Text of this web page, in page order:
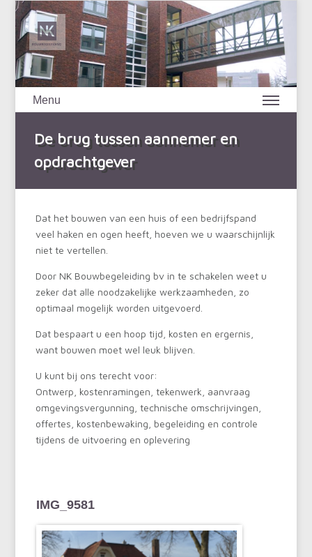
Menu
De brug tussen aannemer en
opdrachtgever
Dat het bouwen van een huis of een bedrijfspand
veel haken en ogen heeft, hoeven we u waarschijnlijk
niet te vertellen.
Door NK Bouwbegeleiding bv in te schakelen weet u
zeker dat alle noodzakelijke werkzaamheden, zo
optimaal mogelijk worden uitgevoerd.
Dat bespaart u een hoop tijd, kosten en ergernis,
want bouwen moet wel leuk blijven.
U kunt bij ons terecht voor:
Ontwerp, kostenramingen, tekenwerk, aanvraag
omgevingsvergunning, technische omschrijvingen,
offertes, kostenbewaking, begeleiding en controle
tijdens de uitvoering en oplevering
IMG_9581